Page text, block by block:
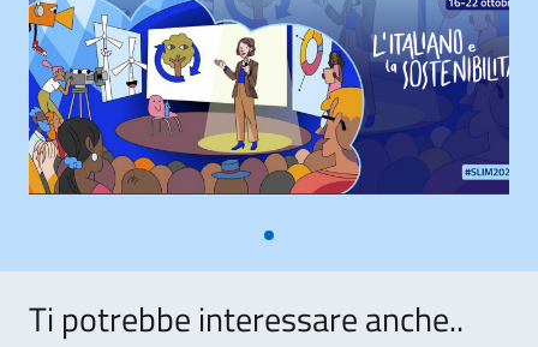
Ti potrebbe interessare anche..